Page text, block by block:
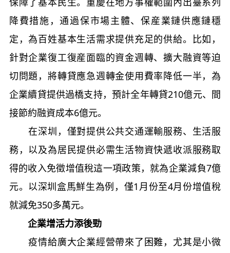
降費措施，通過保市場主體、保産業鏈供應鏈穩
定，為百姓基本生活需求提供充足的供給。比如，
針對企業復工復産面臨的資金週轉、擴大融資等迫
切問題，將轉貸應急週轉金使用費率降低一半，為
企業續貸提供過橋支持，預計全年轉貸210億元、間
接節約融資成本6億元。
在深圳，僅對提供公共交通運輸服務、生活服
務，以及為居民提供必需生活物資快遞收派服務取
得的收入免徵增值稅這一項政策，就為企業減負7億
元。以深圳盒馬鮮生為例，僅1月份至4月份增值稅
就減免350多萬元。
企業增活力添後勁
疫情給廣大企業經營帶來了困難，尤其是小微